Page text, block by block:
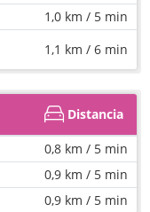
1,0 km / 5 min
1,1 km / 6 min
Distancia
0,8 km / 5 min
0,9 km / 5 min
0,9 km / 5 min